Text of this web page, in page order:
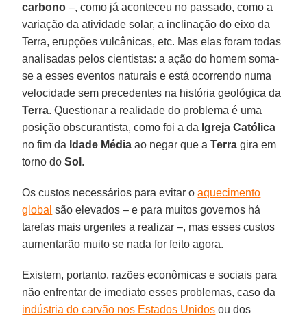
carbono –, como já aconteceu no passado, como a
variação da atividade solar, a inclinação do eixo da
Terra, erupções vulcânicas, etc. Mas elas foram todas
analisadas pelos cientistas: a ação do homem soma-
se a esses eventos naturais e está ocorrendo numa
velocidade sem precedentes na história geológica da
Terra. Questionar a realidade do problema é uma
posição obscurantista, como foi a da Igreja Católica
no fim da Idade Média ao negar que aTerra gira em
torno doSol .
Os custos necessários para evitar oaquecimento
global são elevados – e para muitos governos há
tarefas mais urgentes a realizar –, mas esses custos
aumentarão muito se nada for feito agora.
Existem, portanto, razões econômicas e sociais para
não enfrentar de imediato esses problemas, caso da
indústria do carvão nos Estados Unidos ou dos